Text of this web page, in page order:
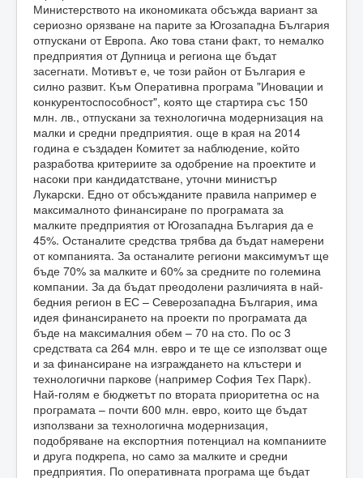
Министерството на икономиката обсъжда вариант за
сериозно орязване на парите за Югозападна България
отпускани от Европа. Ако това стани факт, то немалко
предприятия от Дупница и региона ще бъдат
засегнати. Мотивът е, че този район от България е
силно развит. Към Оперативна програма "Иновации и
конкурентоспособност", която ще стартира със 150
млн. лв., отпускани за технологична модернизация на
малки и средни предприятия. още в края на 2014
година е създаден Комитет за наблюдение, който
разработва критериите за одобрение на проектите и
насоки при кандидатстване, уточни министър
Лукарски. Едно от обсъжданите правила например е
максималното финансиране по програмата за
малките предприятия от Югозападна България да е
45%. Останалите средства трябва да бъдат намерени
от компанията. За останалите региони максимумът ще
бъде 70% за малките и 60% за средните по големина
компании. За да бъдат преодолени различията в най-
бедния регион в ЕС – Северозападна България, има
идея финансирането на проекти по програмата да
бъде на максималния обем – 70 на сто. По ос 3
средствата са 264 млн. евро и те ще се използват още
и за финансиране на изграждането на клъстери и
технологични паркове (например София Тех Парк).
Най-голям е бюджетът по втората приоритетна ос на
програмата – почти 600 млн. евро, които ще бъдат
използвани за технологична модернизация,
подобряване на експортния потенциал на компаниите
и друга подкрепа, но само за малките и средни
предприятия. По оперативната програма ще бъдат